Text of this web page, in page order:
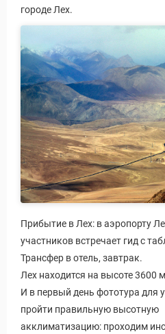
городе Лех.
Прибытие в Лех: в аэропорту
участников встречает гид с
Трансфер в отель, завтрак.
Лех находится на высоте 3600
И в первый день фототура для
пройти правильную высотную
акклиматизацию: проходим